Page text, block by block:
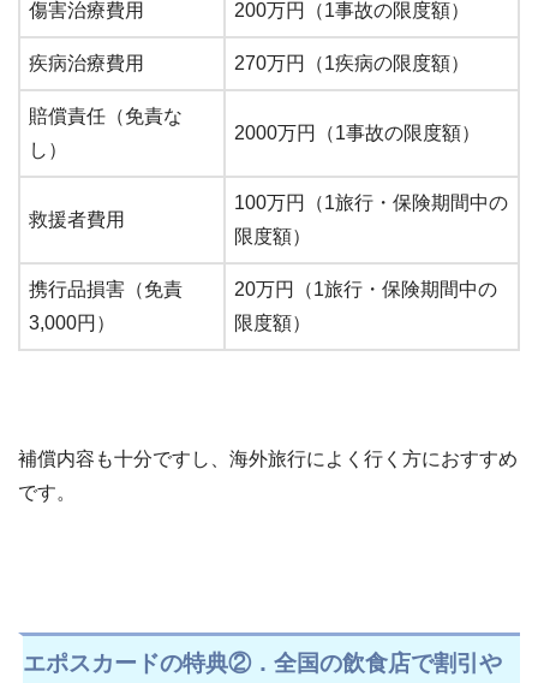
傷害治療費用 200万円（1事故の限度額）
疾病治療費用 270万円（1疾病の限度額）
賠償責任（免責な
し）
2000万円（1事故の限度額）
救援者費用
100万円（1旅行・保険期間中の
限度額）
携行品損害（免責
3,000円）
20万円（1旅行・保険期間中の
限度額）
補償内容も十分ですし、海外旅行によく行く方におすすめ
です。
エポスカードの特典②．全国の飲食店で割引や